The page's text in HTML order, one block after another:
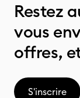
Restez
vous
offres,
S'inscrire